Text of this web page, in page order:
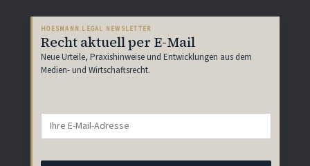
HOESMANN.LEGAL NEWSLETTER
Recht aktuell per E-Mail
Neue Urteile, Praxishinweise und Entwicklungen aus dem
Medien- und Wirtschaftsrecht.